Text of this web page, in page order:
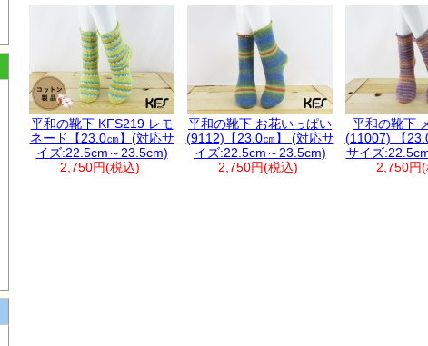
平和の靴下 KFS219 レモ
ネード【23.0㎝】(対応サ
イズ:22.5cm～23.5cm)
2,750円(税込)
平和の靴下 お花いっぱい
(9112)【23.0㎝】 (対応サ
イズ:22.5cm～23.5cm)
2,750円(税込)
平和の靴下
(11007) 【
サイズ
2,750円